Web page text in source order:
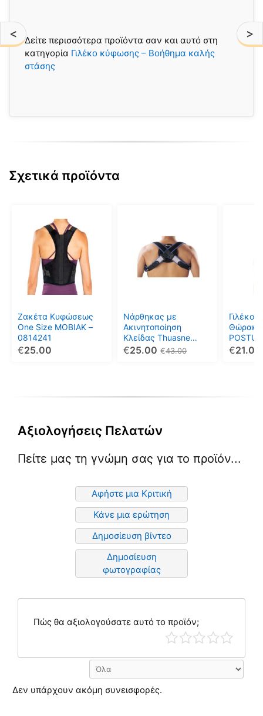
< >
Δείτε περισσότερα προϊόντα σαν και αυτό στη
κατηγορία Γιλέκο κύφωσης – Βοήθημα καλής
στάσης
Σχετικά προϊόντα
Ζακέτα Κυφώσεως
One Size MOBIAK –
0814241
25.00
€
Νάρθηκας με
Ακινητοποίηση
Κλείδας Thuasne
Ligaflex 2450-020-
43.00
€
25.00
€
πολλαπλές
παραλλαγές.
μπορούν
να
επιλεγούν
στη
Γιλέκο
01721.00
€
να
στη
Αξιολογήσεις Πελατών
Πείτε μας τη γνώμη σας για το προϊόν...
Αφήστε μια Κριτική
Κάνε μια ερώτηση
Δημοσίευση βίντεο
Δημοσίευση
φωτογραφίας
Πώς θα αξιολογούσατε αυτό το προϊόν;
Δεν υπάρχουν ακόμη συνεισφορές.